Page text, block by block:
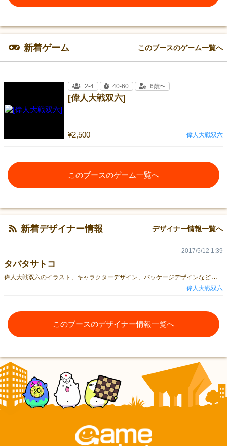
新着ゲーム このブースのゲーム一覧へ
[偉人大戦双六]
¥2,500
2-4 40-60 6歳〜
偉人大戦双六
このブースのゲーム一覧へ
新着デザイナー情報 デザイナー情報一覧へ
タバタサトコ
偉
人大戦双六のイラスト、キャラクターデザイン、パッケージデザインなど担当しています。 偉人大戦双六のキャラクターに関しては、小さなお子様にもカッコイイとかカワイイとか言ってもらえるような、わかりやすくて親しみやすいキャラデザを心掛けました。 続編出せるように頑張ります、よろしくお願いいたします！
2017/5/12 1:39
偉人大戦双六
このブースのデザイナー情報一覧へ